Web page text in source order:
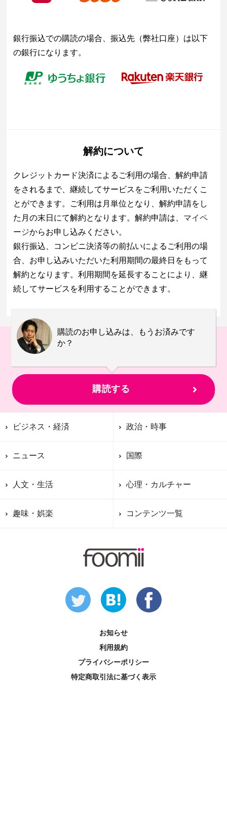
銀行振込での購読の場合、振込先（弊社口座）は以下
の銀行になります。
解約について
クレジットカード決済によるご利用の場合、解約申請
をされるまで、継続してサービスをご利用いただくこ
とができます。ご利用は月単位となり、解約申請をし
た月の末日にて解約となります。解約申請は、 マイペ
ージからお申し込みください。
銀行振込、コンビニ決済等の前払いによるご利用の場
合、お申し込みいただいた利用期間の最終日をもって
解約となります。利用期間を延長することにより、継
続してサービスを利用することができます。
購読のお申し込みは、もうお済みです
か？
購読する
ビジネス・経済 政治・時事
ニュース 国際
人文・生活 心理・カルチャー
趣味・娯楽 コンテンツ一覧
お知らせ
利用規約
プライバシーポリシー
特定商取引法に基づく表示